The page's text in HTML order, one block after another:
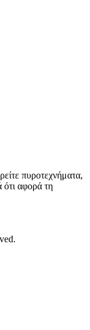
πυροτεχνήματα,
ότι αφορά τη